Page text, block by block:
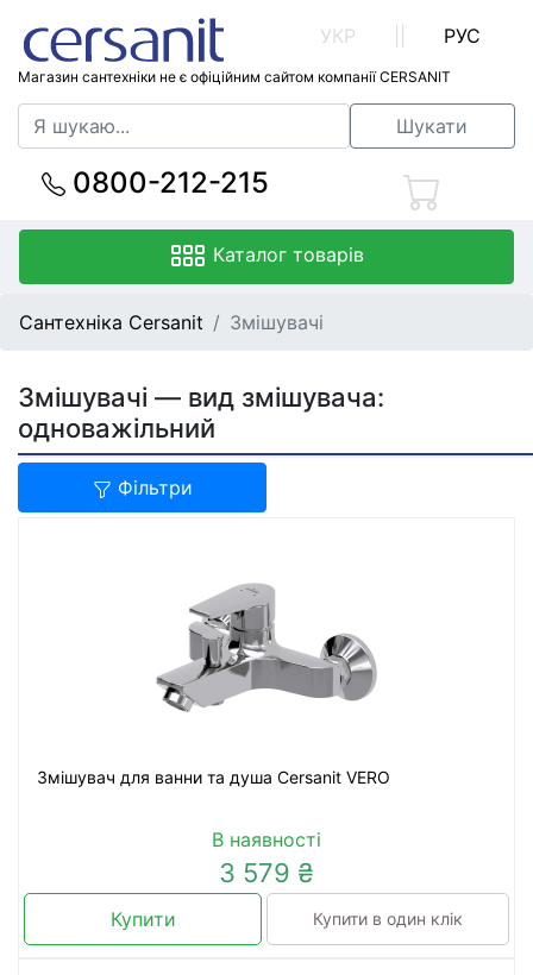
Магазин сантехніки не є офіційним сайтом компанії CERSANIT
УКР РУС
Шукати
0800-212-215
Каталог товарів
Сантехніка Cersanit Змішувачі
Змішувачі — вид змішувача:
одноважільний
Фільтри
Змішувач для ванни та душа Cersanit VERO
В наявності
3 579 ₴
Купити Купити в один клік